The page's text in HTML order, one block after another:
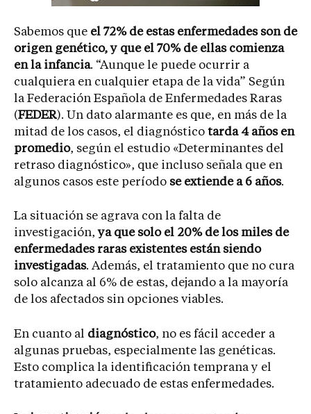
Sabemos que el 72% de estas enfermedades son de
origen genético, y que el 70% de ellas comienza
en la infancia. “Aunque le puede ocurrir a
cualquiera en cualquier etapa de la vida” Según
la Federación Española de Enfermedades Raras
(FEDER). Un dato alarmante es que, en más de la
mitad de los casos, el diagnóstico tarda 4 años en
promedio, según el estudio «Determinantes del
retraso diagnóstico», que incluso señala que en
algunos casos este período se extiende a 6 años.
La situación se agrava con la falta de
investigación, ya que solo el 20% de los miles de
enfermedades raras existentes están siendo
investigadas. Además, el tratamiento que no cura
solo alcanza al 6% de estas, dejando a la mayoría
de los afectados sin opciones viables.
En cuanto al diagnóstico, no es fácil acceder a
algunas pruebas, especialmente las genéticas.
Esto complica la identificación temprana y el
tratamiento adecuado de estas enfermedades.